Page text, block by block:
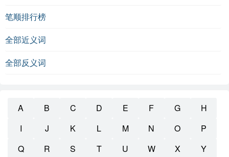
笔顺排行榜
全部近义词
全部反义词
A B C D E F G
H
I
J K L M N O
P
Q
R S T U W X Y